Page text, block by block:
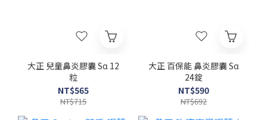
大正 兒童鼻炎膠囊 Sα 12
粒
NT$565
NT$715
大正 百保能 鼻炎膠囊 Sα
24錠
NT$590
NT$692